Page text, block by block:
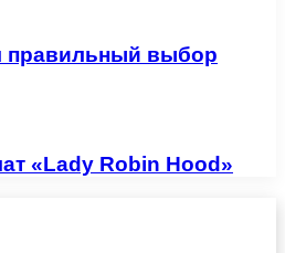
правильный выбор
«Lady Robin Hood»